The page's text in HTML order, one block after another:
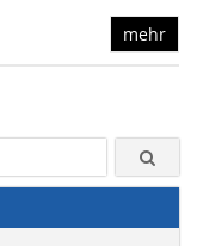
mehr